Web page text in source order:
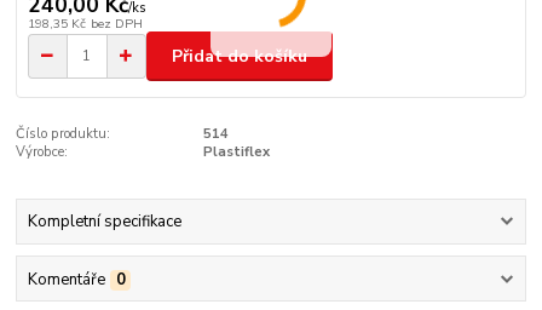
/ks
198,35 Kč bez DPH
Přidat do košíku
Číslo produktu:
514
Výrobce:
Plastiflex
Kompletní specifikace
Komentáře 0